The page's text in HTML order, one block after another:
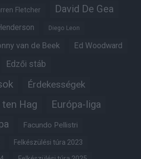
Fletcher David De Gea
Diego Leon
van de Beek Ed Woodward
Edzői stáb
Érdekességek
ten Hag Európa-liga
Facundo Pellistri
Felkészülési túra 2023